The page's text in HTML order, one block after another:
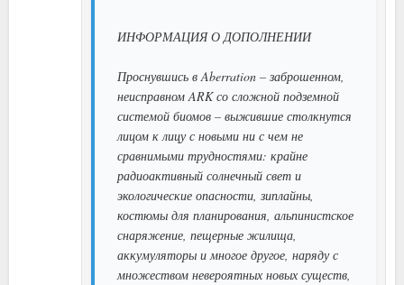
ИНФОРМАЦИЯ О ДОПОЛНЕНИИ
Проснувшись в Aberration – заброшенном,
неисправном ARK со сложной подземной
системой биомов – выжившие столкнутся
лицом к лицу с новыми ни с чем не
сравнимыми трудностями: крайне
радиоактивный солнечный свет и
экологические опасности, зиплайны,
костюмы для планирования, альпинистское
снаряжение, пещерные жилища,
аккумуляторы и многое другое, наряду с
множеством невероятных новых существ,